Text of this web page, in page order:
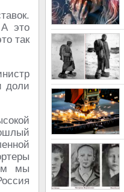
это
так
доли
мы